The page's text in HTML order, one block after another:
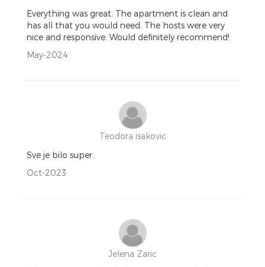
Everything was great. The apartment is clean and
has all that you would need. The hosts were very
nice and responsive. Would definitely recommend!
May-2024
Teodora isakovic
Sve je bilo super.
Oct-2023
Jelena Zaric